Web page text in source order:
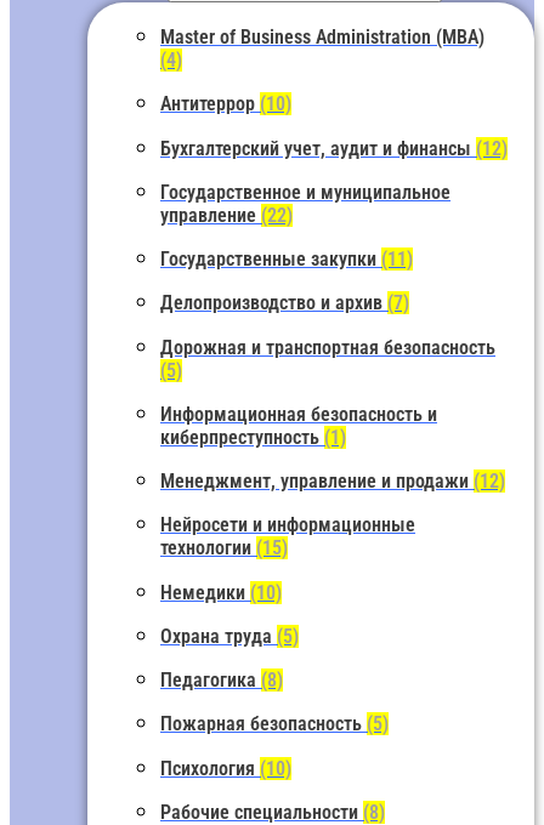
Master of Business Administration (MBA)
(4)
Антитеррор (10)
Бухгалтерский учет, аудит и финансы (12)
Государственное и муниципальное
управление (22)
Государственные закупки (11)
Делопроизводство и архив (7)
Дорожная и транспортная безопасность
(5)
Информационная безопасность и
киберпреступность (1)
Менеджмент, управление и продажи (12)
Нейросети и информационные
технологии (15)
Немедики (10)
Охрана труда (5)
Педагогика (8)
Пожарная безопасность (5)
Психология (10)
Рабочие специальности (8)